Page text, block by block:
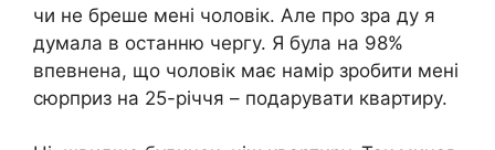
чи не бреше мені чоловік. Але про зра ду я
думала в останню чергу. Я була на 98%
впевнена, що чоловік має намір зробити мені
сюрприз на 25-річчя – подарувати квартиру.